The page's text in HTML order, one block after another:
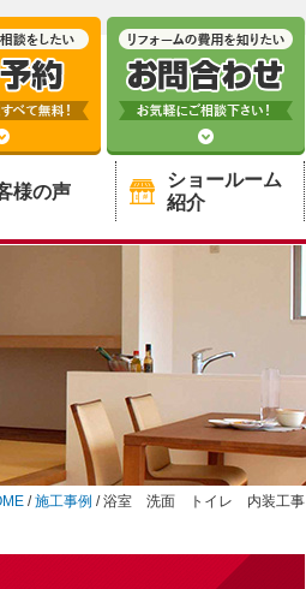
様の声
ショールーム
紹介
/施工事例 /浴室 洗面 トイレ 内装工事